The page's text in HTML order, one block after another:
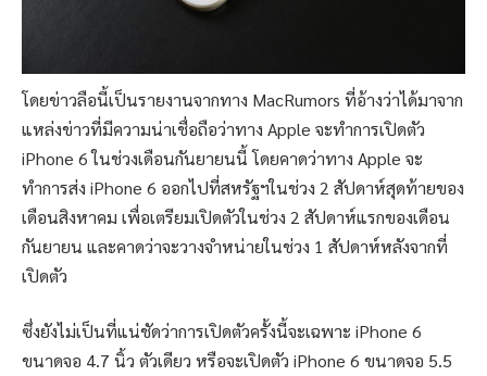
โดยข่าวลือนี้เป็นรายงานจากทาง MacRumors ที่อ้างว่าได้มาจาก
แหล่งข่าวที่มีความน่าเชื่อถือว่าทาง Apple จะทำการเปิดตัว
iPhone 6 ในช่วงเดือนกันยายนนี้ โดยคาดว่าทาง Apple จะ
ทำการส่ง iPhone 6 ออกไปที่สหรัฐฯในช่วง 2 สัปดาห์สุดท้ายของ
เดือนสิงหาคม เพื่อเตรียมเปิดตัวในช่วง 2 สัปดาห์แรกของเดือน
กันยายน และคาดว่าจะวางจำหน่ายในช่วง 1 สัปดาห์หลังจากที่
เปิดตัว
ซึ่งยังไม่เป็นที่แน่ชัดว่าการเปิดตัวครั้งนี้จะเฉพาะ iPhone 6
ขนาดจอ 4.7 นิ้ว ตัวเดียว หรือจะเปิดตัว iPhone 6 ขนาดจอ 5.5